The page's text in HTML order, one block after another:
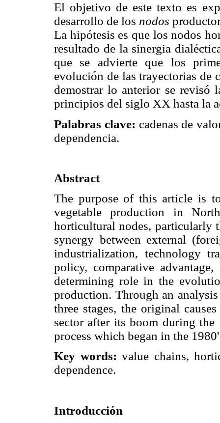
El objetivo de este texto es
desarrollo de los nodos
La hipótesis es que los nodos
resultado de la sinergia
que se advierte que los
evolución de las trayectorias de
demostrar lo anterior se revisó
principios del siglo XX hasta la
Palabras clave: cadenas de
dependencia.
Abstract
The purpose of this article is
vegetable production in
horticultural nodes, particularly
synergy between external
industrialization, technology
policy, comparative
determining role in the
production. Through an
three stages, the original
sector after its boom during
process which began in the
Key words: value chains,
dependence.
Introducción